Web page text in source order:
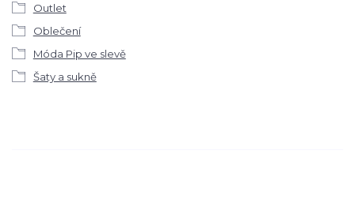
Outlet
Oblečení
Móda Pip ve slevě
Šaty a sukně